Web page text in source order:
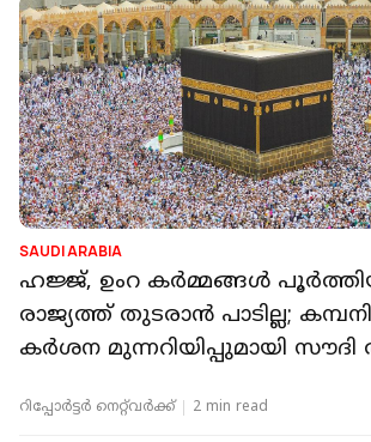
SAUDI ARABIA
ഹജ്ജ്, ഉംറ കർമ്മങ്ങൾ
രാജ്യത്ത് തുടരാൻ പാടില്ല;
കർശന മുന്നറിയിപ്പുമായി
റിപ്പോർട്ടർ നെറ്റ്‌വര്‍ക്ക്‌ 2 min read